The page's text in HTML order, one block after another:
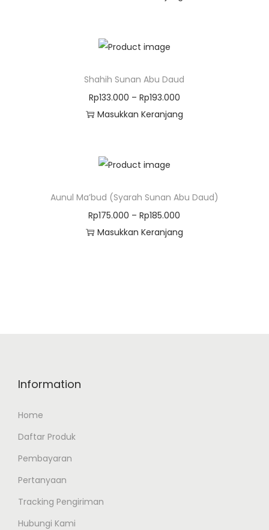
Shahih Sunan Abu Daud
Rp133.000 – Rp193.000
Masukkan Keranjang
Aunul Ma’bud (Syarah Sunan Abu Daud)
Rp175.000 – Rp185.000
Masukkan Keranjang
Information
Home
Daftar Produk
Pembayaran
Pertanyaan
Tracking Pengiriman
Hubungi Kami